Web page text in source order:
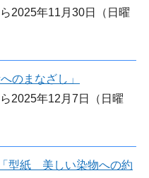
2025年11月30日（日曜
のまなざし」
2025年12月7日（日曜
型紙 美しい染物への約